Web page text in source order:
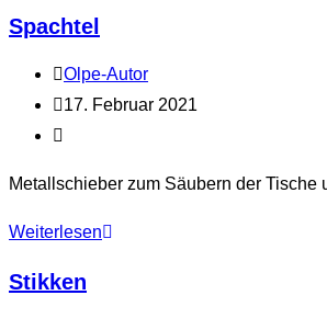
Spachtel
Beitrags-
Autor:
Olpe-Autor
Beitrag
veröffentlicht:
17. Februar 2021
Beitrags-
Metallschieber zum Säubern der Tische
WeiterlesenSpachtel
Stikken